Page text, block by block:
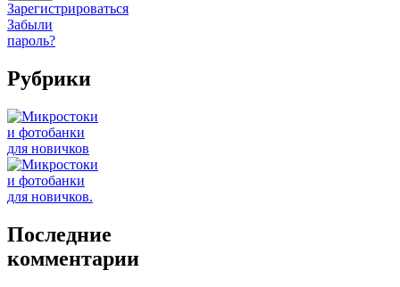
Зарегистрироваться
Забыли
пароль?
Рубрики
Последние
комментарии